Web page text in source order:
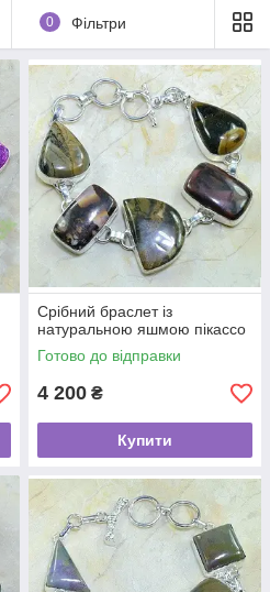
0 Фільтри
Срібний браслет із
натуральною яшмою пікассо
Готово до відправки
4 200 ₴
Купити